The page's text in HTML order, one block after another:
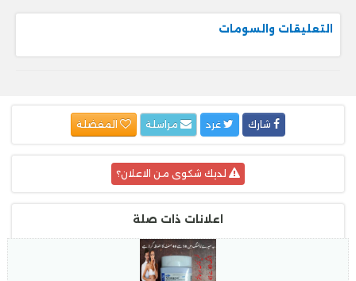
التعليقات والسومات
شارك غرد
لديك شكوى من الاعلان؟
اعلانات ذات صلة